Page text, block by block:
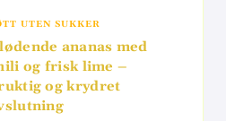
UTEN SUKKER
ananas med
og frisk lime –
og krydret